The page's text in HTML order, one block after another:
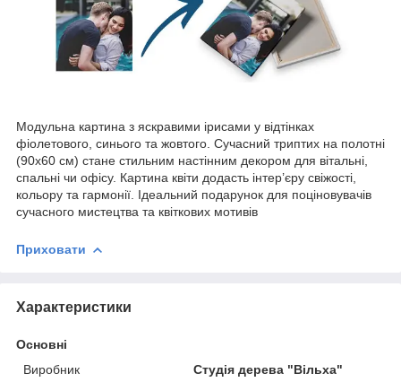
Модульна картина з яскравими ірисами у відтінках
фіолетового, синього та жовтого. Сучасний триптих на полотні
(90х60 см) стане стильним настінним декором для вітальні,
спальні чи офісу. Картина квіти додасть інтер’єру свіжості,
кольору та гармонії. Ідеальний подарунок для поціновувачів
сучасного мистецтва та квіткових мотивів
Приховати
Характеристики
Основні
Виробник
Студія дерева "Вільха"